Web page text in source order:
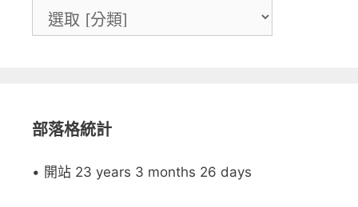
部落格統計
• 開站 23 years 3 months 26 days